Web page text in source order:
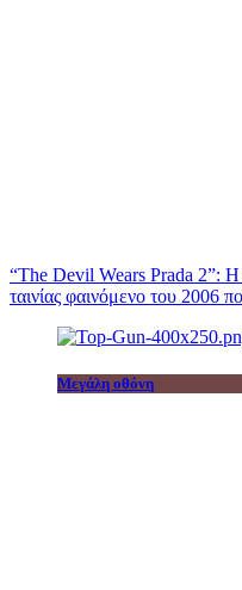
“The Devil Wears Prada 2”: Η
ταινίας φαινόμενο του 2006
Μεγάλη οθόνη